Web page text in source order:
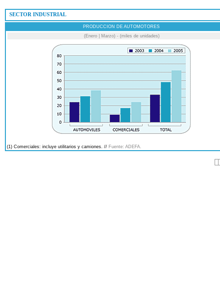
 SECTOR INDUSTRIAL
PRODUCCION DE AUTOMOTORES
(Enero | Marzo) - (miles de unidades)
(1) Comerciales: incluye utilitarios y camiones. // Fuente: ADEFA.